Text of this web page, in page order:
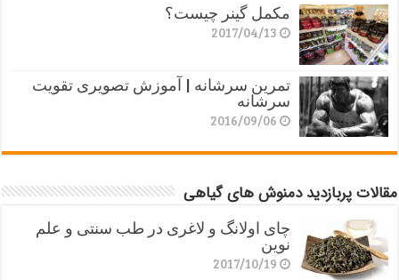
مکمل گینر چیست؟
2017/04/13
تمرین سرشانه | آموزش تصویری تقویت
سرشانه
2016/09/06
مقالات پربازدید دمنوش های گیاهی
چای اولانگ و لاغری در طب سنتی و علم
نوین
2017/10/19